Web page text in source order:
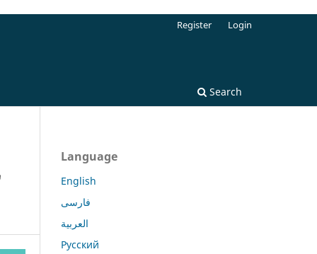
Search
Register Login
Language
English
فارسی
العربية
Русский